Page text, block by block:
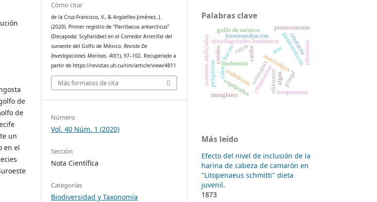
de
de
un
en el
Cómo citar
de la Cruz-Francisco, V., & Argüelles-Jiménez, J.
(2020). Primer registro de “Parribacus antarcticus”
(Decapoda: Scyllaridae) en el Corredor Arrecifal del
suroeste del Golfo de México.Revista De
Investigaciones Marinas,40(1), 97–102. Recuperado a
partir de https://revistas.uh.cu/rim/article/view/4811
Más formatos de cita
Número
Vol. 40 Núm. 1 (2020)
Sección
Nota Científica
Categorías
Biodiversidad y Taxonomía
Palabras clave
caribe
ceramiaceae
macroalgas
rodofíceas
fitobentos
obituario
cuba
dinoflagelados bentónico
sustratos artificiales gambierdiscus
ostreopsis
prorocentrum
algas
corales
pnmpf
tiburones
rayas
biorremediación
temperatura
pesquerías
asw
buceo
copépodos
manglares
golfo de méxico
crustacea
Más leído
Efecto del nivel de inclusión de la
harina de cabeza de camarón en
"Litopenaeus schmitti" dieta
juvenil.
1873